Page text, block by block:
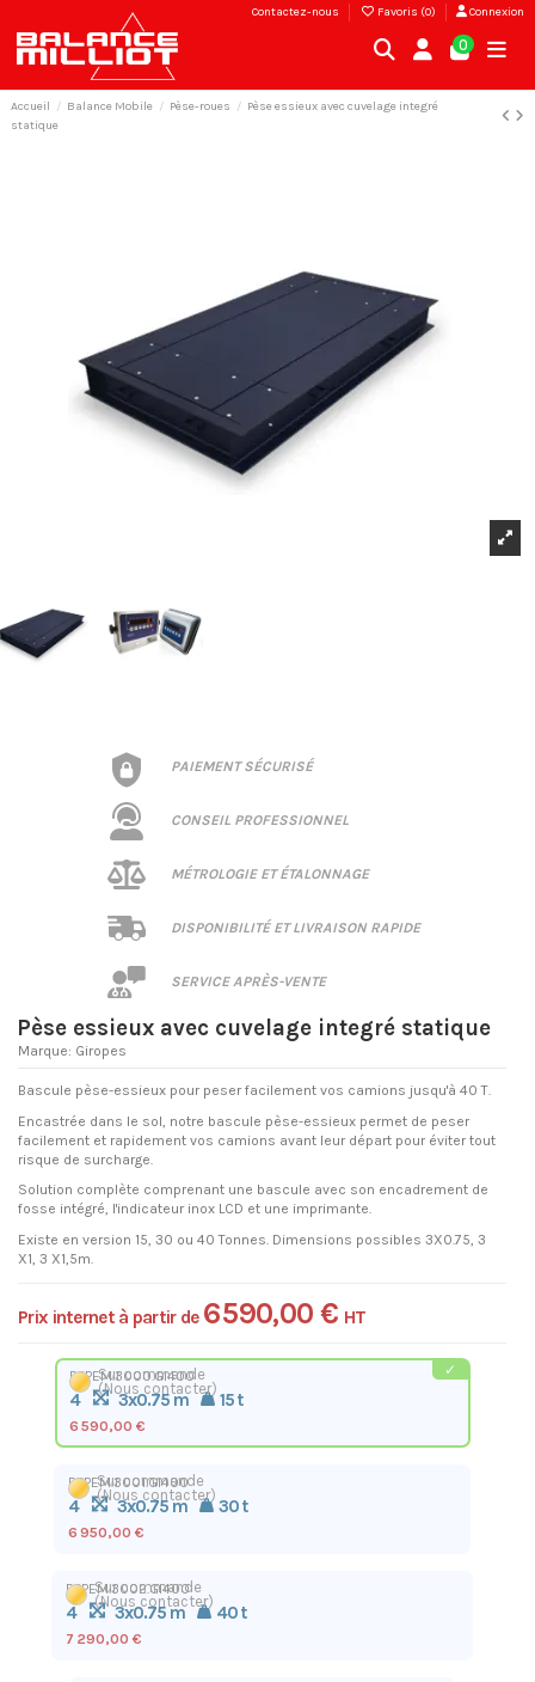
Contactez-nous Favoris (0) Connexion
0
Accueil Balance Mobile Pèse-roues
Pèse essieux avec cuvelage integré
statique
PAIEMENT SÉCURISÉ
CONSEIL PROFESSIONNEL
MÉTROLOGIE ET ÉTALONNAGE
DISPONIBILITÉ ET LIVRAISON RAPIDE
SERVICE APRÈS-VENTE
Pèse essieux avec cuvelage integré statique
Marque: Giropes
Bascule pèse-essieux pour peser facilement vos camions jusqu'à 40 T.
Encastrée dans le sol, notre bascule pèse-essieux permet de peser
facilement et rapidement vos camions avant leur départ pour éviter tout
risque de surcharge.
Solution complète comprenant une bascule avec son encadrement de
fosse intégré, l'indicateur inox LCD et une imprimante.
Existe en version 15, 30 ou 40 Tonnes. Dimensions possibles 3X0.75, 3
X1, 3 X1,5m.
Prix internet à partir de 6 590,00 € HT
BPPEM.3000.GI400
4 3x0.75 m 15 t
6 590,00 €
Sur commande
(Nous contacter)
BPPEM.3001.GI400
4 3x0.75 m 30 t
6 950,00 €
Sur commande
(Nous contacter)
BPPEM.3002.GI400
4 3x0.75 m 40 t
7 290,00 €
Sur commande
(Nous contacter)